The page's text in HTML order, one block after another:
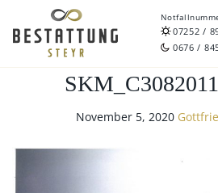
07252 /
0676 /
November 5, 2020